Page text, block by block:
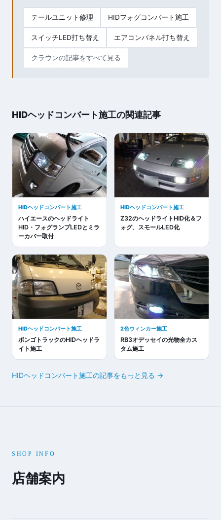
テールユニット修理 HIDフォグコンバート施工
スイッチLED打ち替え エアコンパネル打ち替え
クラウンの記事をすべて見る
HIDヘッドコンバート施工の関連記事
HIDヘッドコンバート施工
ハイエースのヘッドライト
HID・フォグランプLEDとミラ
ーカバー取付
HIDヘッドコンバート施工
Z32のヘッドライトHID化＆フ
ォグ、スモールLED化
HIDヘッドコンバート施工
ボンゴトラックのHIDヘッドラ
イト施工
2色ウィンカー施工
RB3オデッセイの光物全カス
タム施工
HIDヘッドコンバート施工の記事をもっと見る →
SHOP INFO
店舗案内